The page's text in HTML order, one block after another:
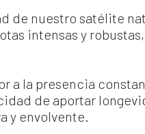
de nuestro satélite
intensas y
a la presencia
de aportar
y envolvente.